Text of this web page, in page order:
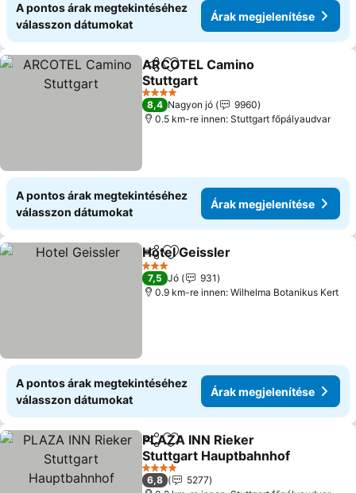
A pontos árak megtekintéséhez
válasszon dátumokat
Árak megjelenítése
Megosztás
Hozzáadás a kedvencekhez
ARCOTEL Camino
Stuttgart
4 Kategória
8,4 Nagyon jó
9960
0.5 km-re innen: Stuttgart főpályaudvar
A pontos árak megtekintéséhez
válasszon dátumokat
Árak megjelenítése
Megosztás
Hozzáadás a kedvencekhez
Hotel Geissler
3 Kategória
7,5 Jó
931
0.9 km-re innen: Wilhelma Botanikus Kert
A pontos árak megtekintéséhez
válasszon dátumokat
Árak megjelenítése
Megosztás
Hozzáadás a kedvencekhez
PLAZA INN Rieker
Stuttgart Hauptbahnhof
4 Kategória
6,8
5277